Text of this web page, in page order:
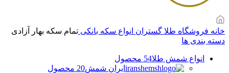
خانه فروشگاه طلا گستران انواع سکه بانکی تمام سکه بهار آزادی
دسته بندی ها
انواع شمش طلا54 محصول
ایران شمش20 محصول